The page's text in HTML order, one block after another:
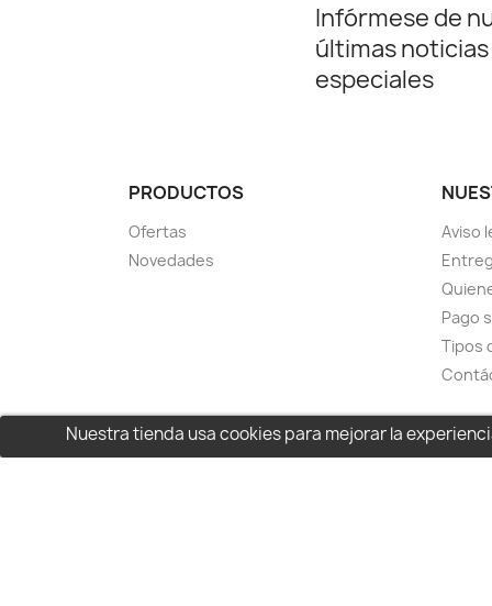
Nuestra tienda usa cookies para mejorar la
Infórmese de
últimas
especiales
PRODUCTOS
Ofertas
Novedades
Aviso
Pago
Tipos